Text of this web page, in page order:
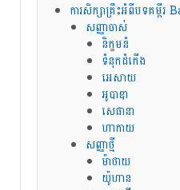
ការសិក្សាគ្រឹះអំពីបទគម្
សញ្ញាចាស់
និក្ខមនំ
ទំនុកដំកើង
អេសាយ
អូបាឌា
សេផានា
ហាកាយ
សញ្ញាថ្មី
ម៉ាថាយ
យ៉ូហាន